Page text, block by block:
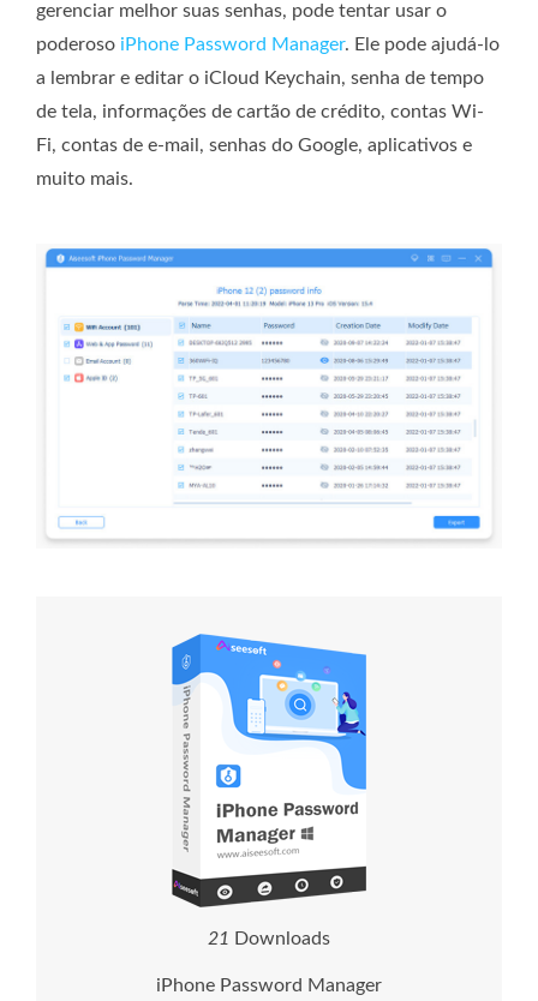
gerenciar melhor suas senhas, pode tentar usar o
poderoso iPhone Password Manager. Ele pode ajudá-lo
a lembrar e editar o iCloud Keychain, senha de tempo
de tela, informações de cartão de crédito, contas Wi-
Fi, contas de e-mail, senhas do Google, aplicativos e
muito mais.
21 Downloads
iPhone Password Manager